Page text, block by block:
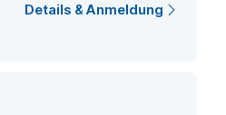
Details & Anmeldung